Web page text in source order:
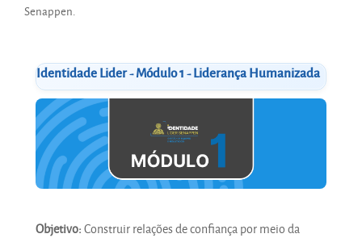
Senappen.
Identidade Lider - Módulo 1 - Liderança Humanizada
Objetivo:Construir relações de confiança por meio da